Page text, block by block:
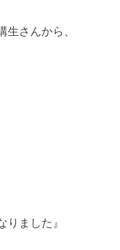
生さんから、
りました』